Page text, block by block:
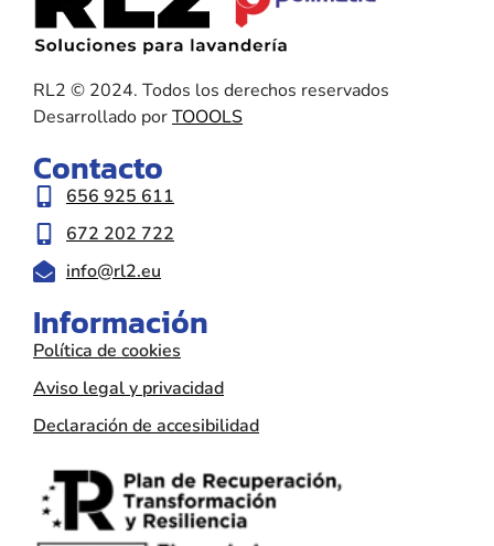
RL2 © 2024. Todos los derechos reservados
Desarrollado porTOOOLS
Contacto
656 925 611
672 202 722
info@rl2.eu
Información
Política de cookies
Aviso legal y privacidad
Declaración de accesibilidad